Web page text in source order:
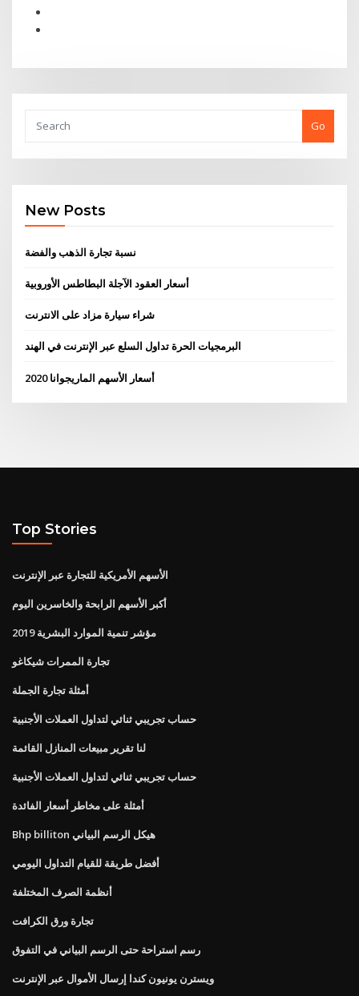
Go
New Posts
نسبة تجارة الذهب والفضة
أسعار العقود الآجلة البطاطس الأوروبية
شراء سيارة مزاد على الانترنت
البرمجيات الحرة تداول السلع عبر الإنترنت في الهند
أسعار الأسهم الماريجوانا 2020
Top Stories
الأسهم الأمريكية للتجارة عبر الإنترنت
أكبر الأسهم الرابحة والخاسرين اليوم
مؤشر تنمية الموارد البشرية 2019
تجارة الممرات شيكاغو
أمثلة تجارة الجملة
حساب تجريبي ثنائي لتداول العملات الأجنبية
لنا تقرير مبيعات المنازل القائمة
حساب تجريبي ثنائي لتداول العملات الأجنبية
أمثلة على مخاطر أسعار الفائدة
Bhp billiton هيكل الرسم البياني
أفضل طريقة للقيام التداول اليومي
أنظمة الصرف المختلفة
تجارة ورق الكرافت
رسم استراحة حتى الرسم البياني في التفوق
ويسترن يونيون كندا إرسال الأموال عبر الإنترنت